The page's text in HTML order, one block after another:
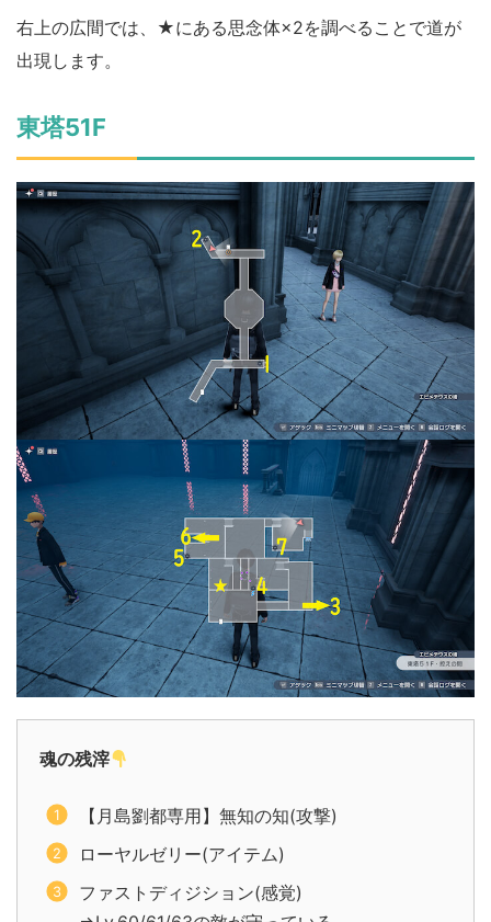
右上の広間では、★にある思念体×2を調べることで道が
出現します。
東塔51F
魂の残滓
【月島劉都専用】無知の知(攻撃)
ローヤルゼリー(アイテム)
ファストディジション(感覚)